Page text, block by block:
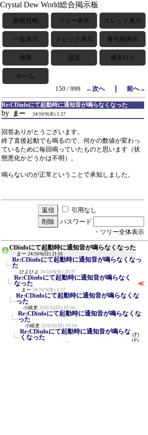
Crystal Dew World総合掲示板
新規投稿 ツリー表示 スレッド表示
一覧表示 トピック表示 番号順表示
検索 設定 過去ログ
ホーム
150 / 999
←次へ｜ 前へ→
Re:CDinfoにて起動時に通知音が鳴らなくなった
by まー 24/10/9(水) 1:57
回答ありがとうございます。
終了直後起動でも鳴るので、何かの数値が変わっ
ているために毎回鳴っていたものと思います（状
態悪化かどうかは不明）。
鳴らないのが正常ということで承知しました。
引用なし
パスワード
・ツリー全体表示
CDinfoにて起動時に通知音が鳴らなくなった
まー 24/10/6(日) 21:01
Re:CDinfoにて起動時に通知音が鳴らなくなっ
た
ひよひよ 24/10/8(火) 20:37
Re:CDinfoにて起動時に通知音が鳴らなく
なった
まー 24/10/9(水) 1:57
≪
Re:CDinfoにて起動時に通知音が鳴らなくな
った
小緒吏 25/6/22(日) 10:30
Re:CDinfoにて起動時に通知音が鳴らなくな
った
小緒吏 25/6/22(日) 10:54
Re:CDinfoにて起動時に通知音が鳴らな
くなった
ひよひよ 25/6/22(日) 12:48
(F)
(F)